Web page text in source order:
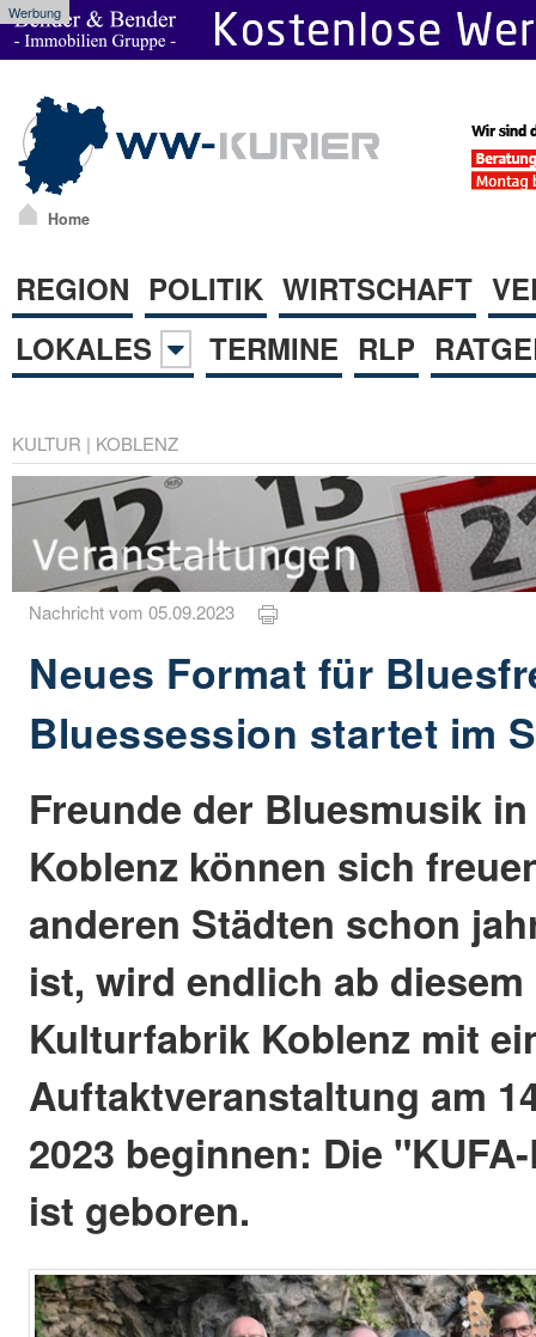
Werbung
Home
REGION POLITIK WIRTSCHAFT
LOKALES
TERMINE RLP
KULTUR | KOBLENZ
Nachricht vom 05.09.2023
Neues Format für
Bluessession startet im
Freunde der Bluesmusik
Koblenz können sich
anderen Städten schon
ist, wird endlich ab
Kulturfabrik Koblenz mit
Auftaktveranstaltung am
2023 beginnen: Die
ist geboren.